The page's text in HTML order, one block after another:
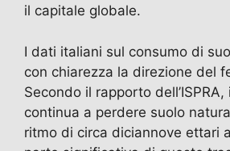
il capitale globale.
I dati italiani sul consumo di
con chiarezza la direzione del
Secondo il rapporto
continua a perdere suolo
ritmo di circa diciannove ettari